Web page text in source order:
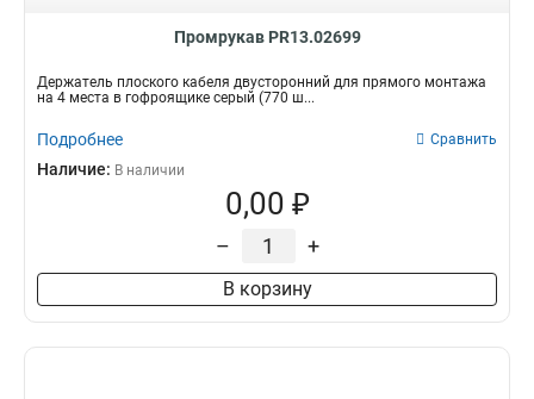
Промрукав PR13.02699
Держатель плоского кабеля двусторонний для прямого монтажа
на 4 места в гофроящике серый (770 ш...
Подробнее Сравнить
Наличие: В наличии
0,00 ₽
– +
В корзину